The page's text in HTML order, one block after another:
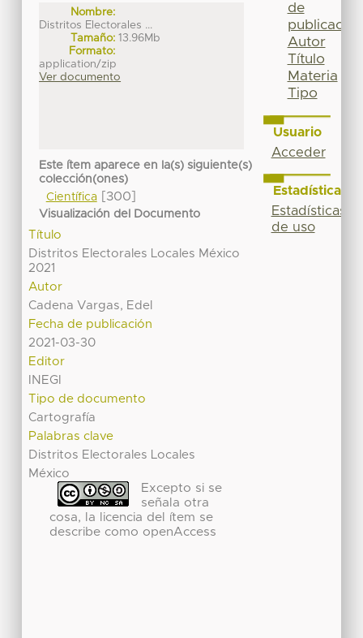
Nombre:
Distritos Electorales ...
Tamaño: 13.96Mb
Formato:
application/zip
Ver documento
Este ítem aparece en la(s) siguiente(s)
colección(ones)
Científica[300]
Visualización del Documento
Título
Distritos Electorales Locales México
2021
Autor
Cadena Vargas, Edel
Fecha de publicación
2021-03-30
Editor
INEGI
Tipo de documento
Cartografía
Palabras clave
Distritos Electorales Locales
México
Excepto si se
señala otra
cosa, la licencia del ítem se
describe como openAccess
de
publicación
Autor
Título
Materia
Tipo
Usuario
Acceder
Estadísticas
Estadísticas
de uso